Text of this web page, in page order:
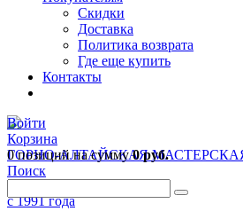
Скидки
Доставка
Политика возврата
Где еще купить
Контакты
Войти
Корзина
0 позицийна сумму0 руб.
Поиск
ГОРНО-АЛТАЙСКАЯ
работаем
с 1991 года